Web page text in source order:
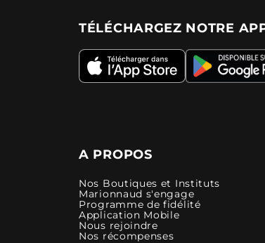
TÉLÉCHARGEZ NOTRE
A PROPOS
Nos Boutiques et Instituts
Marionnaud s'engage
Programme de fidélité
Application Mobile
Nous rejoindre
Nos récompenses